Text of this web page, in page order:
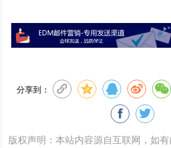
分享到：
版权声明：本站内容源自互联网，如